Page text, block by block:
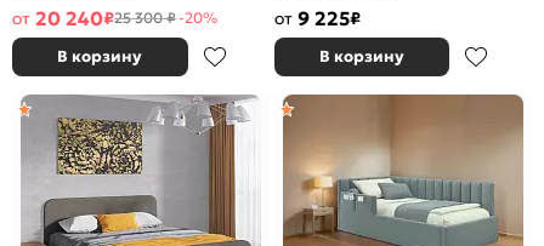
от 20 240₽25 300 ₽-20%
В корзину
от 9 225₽
В корзину